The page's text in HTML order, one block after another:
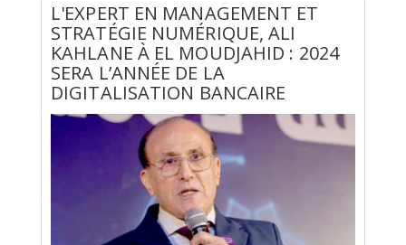
L'EXPERT EN MANAGEMENT ET
STRATÉGIE NUMÉRIQUE, ALI
KAHLANE À EL MOUDJAHID : 2024
SERA L’ANNÉE DE LA
DIGITALISATION BANCAIRE